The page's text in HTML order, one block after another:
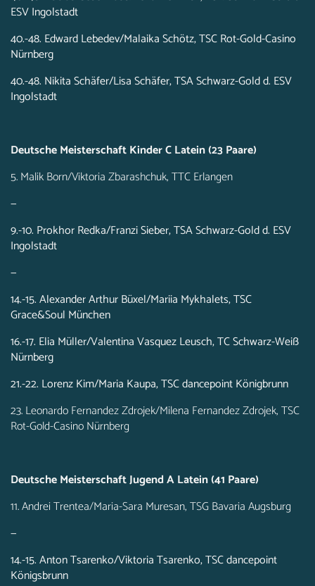
ESV Ingolstadt
40.-48. Edward Lebedev/Malaika Schötz, TSC Rot-Gold-Casino
Nürnberg
40.-48. Nikita Schäfer/Lisa Schäfer, TSA Schwarz-Gold d. ESV
Ingolstadt
Deutsche Meisterschaft Kinder C Latein (23 Paare)
5. Malik Born/Viktoria Zbarashchuk, TTC Erlangen
—
9.-10. Prokhor Redka/Franzi Sieber, TSA Schwarz-Gold d. ESV
Ingolstadt
—
14.-15. Alexander Arthur Büxel/Mariia Mykhalets, TSC
Grace&Soul München
16.-17. Elia Müller/Valentina Vasquez Leusch, TC Schwarz-Weiß
Nürnberg
21.-22. Lorenz Kim/Maria Kaupa, TSC dancepoint Königbrunn
23. Leonardo Fernandez Zdrojek/Milena Fernandez Zdrojek, TSC
Rot-Gold-Casino Nürnberg
Deutsche Meisterschaft Jugend A Latein (41 Paare)
11. Andrei Trentea/Maria-Sara Muresan, TSG Bavaria Augsburg
—
14.-15. Anton Tsarenko/Viktoria Tsarenko, TSC dancepoint
Königsbrunn